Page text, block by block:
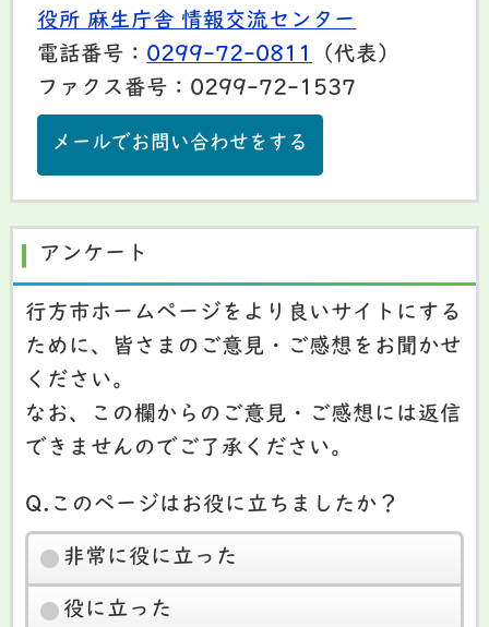
役所 麻生庁舎 情報交流センター
電話番号： 0299-72-0811
（代表）
ファクス番号：0299-72-1537
メールでお問い合わせをする
アンケート
行方市ホームページをより良いサイトにする
ために、皆さまのご意見・ご感想をお聞かせ
ください。
なお、この欄からのご意見・ご感想には返信
できませんのでご了承ください。
Q.このページはお役に立ちましたか？
非常に役に立った
役に立った